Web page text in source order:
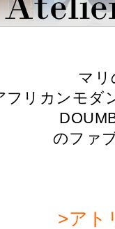
マリ
フリカンモダ
のファ
>アト